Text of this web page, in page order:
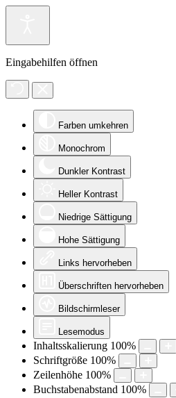
Eingabehilfen öffnen
Farben umkehren
Monochrom
Dunkler Kontrast
Heller Kontrast
Niedrige Sättigung
Hohe Sättigung
Links hervorheben
Überschriften hervorheben
Bildschirmleser
Lesemodus
Inhaltsskalierung 100%
Schriftgröße 100%
Zeilenhöhe 100%
Buchstabenabstand 100%